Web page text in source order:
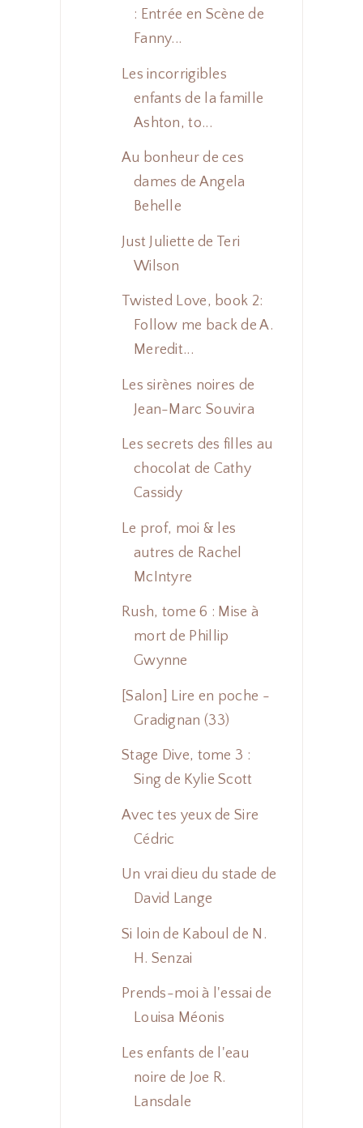
: Entrée en Scène de
Fanny...
Les incorrigibles
enfants de la famille
Ashton, to...
Au bonheur de ces
dames de Angela
Behelle
Just Juliette de Teri
Wilson
Twisted Love, book 2:
Follow me back de A.
Meredit...
Les sirènes noires de
Jean-Marc Souvira
Les secrets des filles au
chocolat de Cathy
Cassidy
Le prof, moi & les
autres de Rachel
McIntyre
Rush, tome 6 : Mise à
mort de Phillip
Gwynne
[Salon] Lire en poche -
Gradignan (33)
Stage Dive, tome 3 :
Sing de Kylie Scott
Avec tes yeux de Sire
Cédric
Un vrai dieu du stade de
David Lange
Si loin de Kaboul de N.
H. Senzai
Prends-moi à l'essai de
Louisa Méonis
Les enfants de l'eau
noire de Joe R.
Lansdale